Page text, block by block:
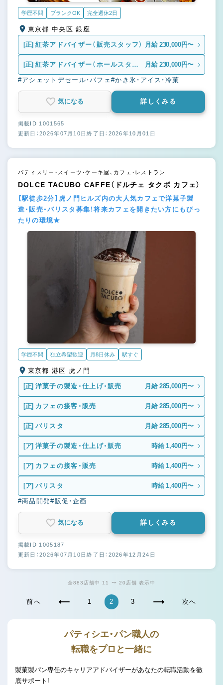
学歴不問 ブランクOK 完全週休2日
東京都 中央区 銀座
[正] 紅茶アドバイザー（販売スタッフ） 月給 230,000円〜
[正] 紅茶アドバイザー（ホールスタッ
フ）
月給 230,000円〜
#アシェットデセール・パフェ#かき氷・アイス・冷菓
気になる 詳しくみる
掲載ID 1001565
更新日：2026年07月10日終了日：2026年10月01日
パティスリー・スイーツ・ケーキ屋、カフェ・レストラン
DOLCE TACUBO CAFFE（ドルチェ タクボ カフェ）
【駅徒歩2分】虎ノ門ヒルズ内の大人気カフェで洋菓子製
造・販売・バリスタ募集！将来カフェを開きたい方にもぴっ
たりの環境★
学歴不問 独立希望歓迎 月8日休み 駅すぐ
東京都 港区 虎ノ門
[正] 洋菓子の製造・仕上げ・販売 月給 285,000円〜
[正] カフェの接客・販売 月給 285,000円〜
[正] バリスタ 月給 285,000円〜
[ア] 洋菓子の製造・仕上げ・販売 時給 1,400円〜
[ア] カフェの接客・販売 時給 1,400円〜
[ア] バリスタ 時給 1,400円〜
#商品開発#販促・企画
気になる 詳しくみる
掲載ID 1005187
更新日：2026年07月10日終了日：2026年12月24日
全883店舗中 11 〜 20店舗 表示中
前へ 1 2 3 次へ
パティシエ・パン職人の
転職をプロと一緒に
製菓製パン専任のキャリアアドバイザーがあなたの転職活動を徹
底サポート!